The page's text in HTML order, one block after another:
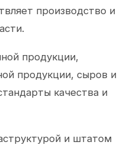
производство и
продукции,
продукции, сыров и
качества и
и штатом